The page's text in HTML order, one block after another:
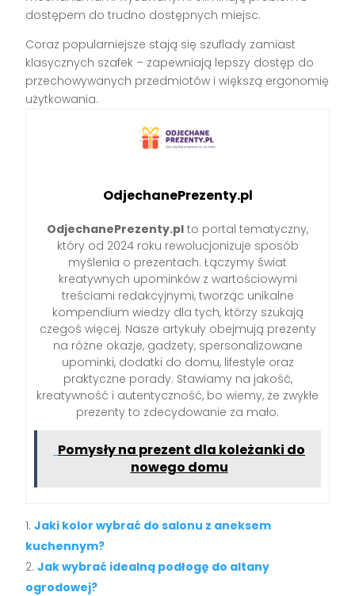
dostępem do trudno dostępnych miejsc.
Coraz popularniejsze stają się szuflady zamiast
klasycznych szafek – zapewniają lepszy dostęp do
przechowywanych przedmiotów i większą ergonomię
użytkowania.
OdjechanePrezenty.pl
OdjechanePrezenty.pl to portal tematyczny,
który od 2024 roku rewolucjonizuje sposób
myślenia o prezentach. Łączymy świat
kreatywnych upominków z wartościowymi
treściami redakcyjnymi, tworząc unikalne
kompendium wiedzy dla tych, którzy szukają
czegoś więcej. Nasze artykuły obejmują prezenty
na różne okazje, gadżety, spersonalizowane
upominki, dodatki do domu, lifestyle oraz
praktyczne porady. Stawiamy na jakość,
kreatywność i autentyczność, bo wiemy, że zwykłe
prezenty to zdecydowanie za mało.
Pomysły na prezent dla koleżanki do
nowego domu
Jaki kolor wybrać do salonu z aneksem
kuchennym?
Jak wybrać idealną podłogę do altany
ogrodowej?